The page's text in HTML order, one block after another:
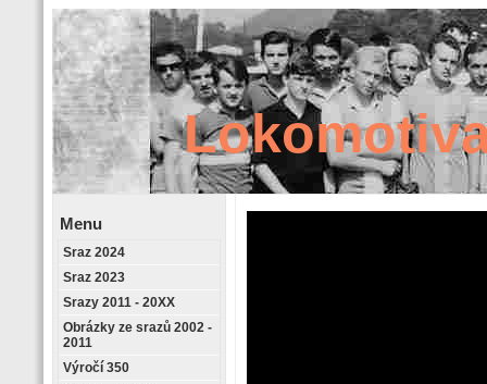
Retrostránky
Menu
Sraz 2024
Sraz 2023
Srazy 2011 - 20XX
Obrázky ze srazů 2002 -
2011
Výročí 350